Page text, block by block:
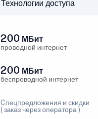
Технологии доступа
200 МБит
проводной интернет
200 МБит
беспроводной интернет
Cпецпредложения и скидки
( заказ через оператора )